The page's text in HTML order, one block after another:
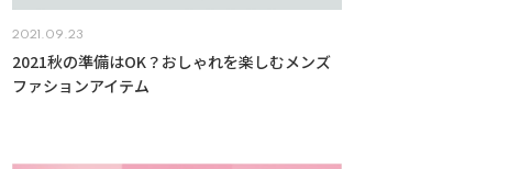
2021.09.23
2021秋の準備はOK？おしゃれを楽しむメンズ
ファションアイテム